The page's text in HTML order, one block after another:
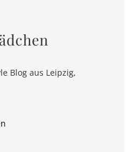
Blog aus Leipzig,